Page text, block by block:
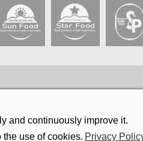
and continuously improve it.
the use of cookies. Privacy